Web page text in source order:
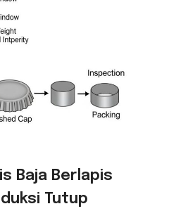
Baja Berlapis
Tutup